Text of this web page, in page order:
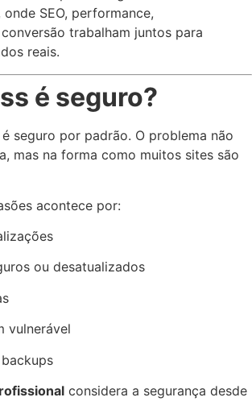
onde SEO, performance,
trabalham juntos para
reais.
é seguro?
é seguro por padrão. O problema não
mas na forma como muitos sites são
acontece por:
ou desatualizados
vulnerável
considera a segurança desde